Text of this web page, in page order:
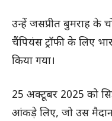
उन्हें जसप्रीत बुमराह के
चैंपियंस ट्रॉफी के लिए
किया गया।
25 अक्टूबर 2025 को
आंकड़े लिए, जो उस मैदान